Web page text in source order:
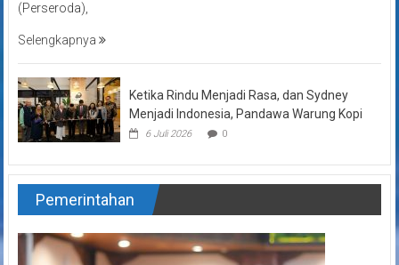
(Perseroda),
Selengkapnya
Ketika Rindu Menjadi Rasa, dan Sydney
Menjadi Indonesia, Pandawa Warung Kopi
6 Juli 2026 0
Pemerintahan